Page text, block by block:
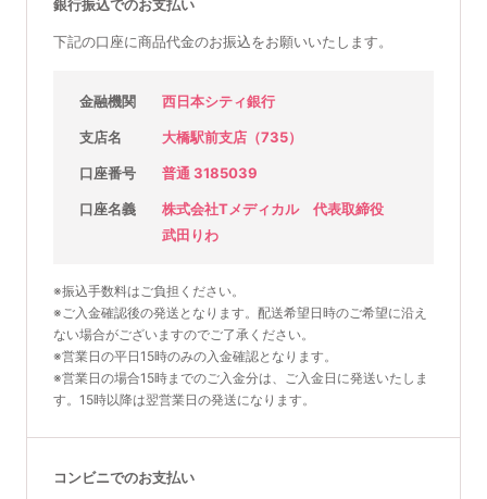
銀行振込でのお支払い
下記の口座に商品代金のお振込をお願いいたします。
金融機関 西日本シティ銀行
支店名 大橋駅前支店（735）
口座番号 普通 3185039
口座名義
株式会社Tメディカル 代表取締役
武田りわ
※振込手数料はご負担ください。
※ご入金確認後の発送となります。配送希望日時のご希望に沿え
ない場合がございますのでご了承ください。
※営業日の平日15時のみの入金確認となります。
※営業日の場合15時までのご入金分は、ご入金日に発送いたしま
す。15時以降は翌営業日の発送になります。
コンビニでのお支払い